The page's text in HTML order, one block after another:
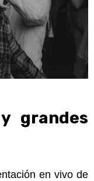
grandes
en vivo de